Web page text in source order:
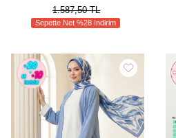
1.587,50 TL
Sepette Net %28 İndirim